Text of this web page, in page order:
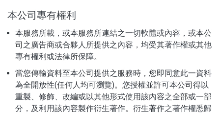
本公司專有權利
本服務所載，或本服務所連結之一切軟體或內容，或本公
司之廣告商或合夥人所提供之內容，均受其著作權或其他
專有權利或法律所保障。
當您傳輸資料至本公司提供之服務時，您即同意此一資料
為全開放性(任何人均可瀏覽)。您授權並許可本公司得以
重製、修飾、改編或以其他形式使用該內容之全部或一部
分，及利用該內容製作衍生著作。衍生著作之著作權悉歸